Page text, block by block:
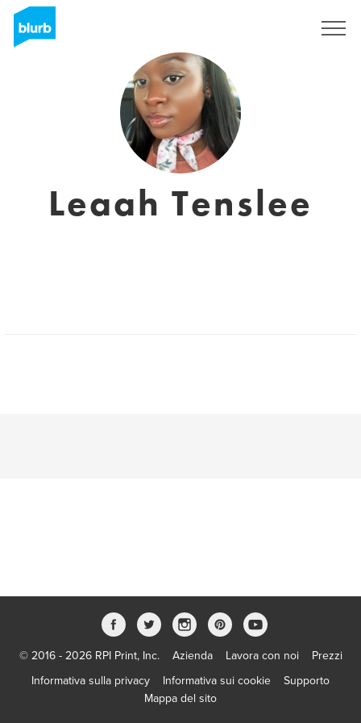
Leaah Tenslee
© 2016 - 2026 RPI Print, Inc. Azienda Lavora con noi
Prezzi
Informativa sulla privacy
Informativa sui cookie
Supporto
Mappa del sito